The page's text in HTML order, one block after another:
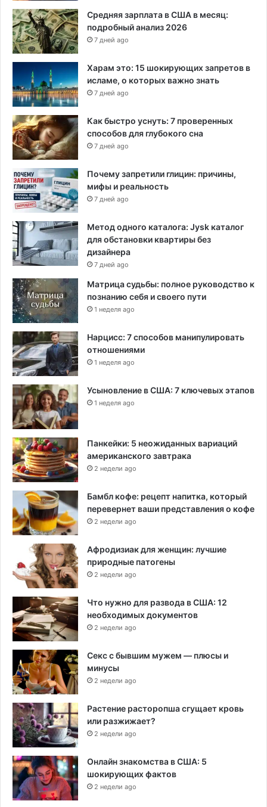
т
с
т
р
у
о
б
ъ
е
д
и
н
и
с
я
Средняя зарплата в США в месяц:
подробный анализ 2026
7 дней ago
Харам это: 15 шокирующих запретов в
исламе, о которых важно знать
7 дней ago
Как быстро уснуть: 7 проверенных
способов для глубокого сна
7 дней ago
Почему запретили глицин: причины,
мифы и реальность
7 дней ago
Метод одного каталога: Jysk каталог
для обстановки квартиры без
дизайнера
7 дней ago
Матрица судьбы: полное руководство к
познанию себя и своего пути
1 неделя ago
Нарцисс: 7 способов манипулировать
отношениями
1 неделя ago
Усыновление в США: 7 ключевых этапов
1 неделя ago
Панкейки: 5 неожиданных вариаций
американского завтрака
2 недели ago
Бамбл кофе: рецепт напитка, который
перевернет ваши представления о кофе
2 недели ago
Афродизиак для женщин: лучшие
природные патогены
2 недели ago
Что нужно для развода в США: 12
необходимых документов
2 недели ago
Секс с бывшим мужем — плюсы и
минусы
2 недели ago
Растение расторопша сгущает кровь
или разжижает?
2 недели ago
Онлайн знакомства в США: 5
шокирующих фактов
2 недели ago